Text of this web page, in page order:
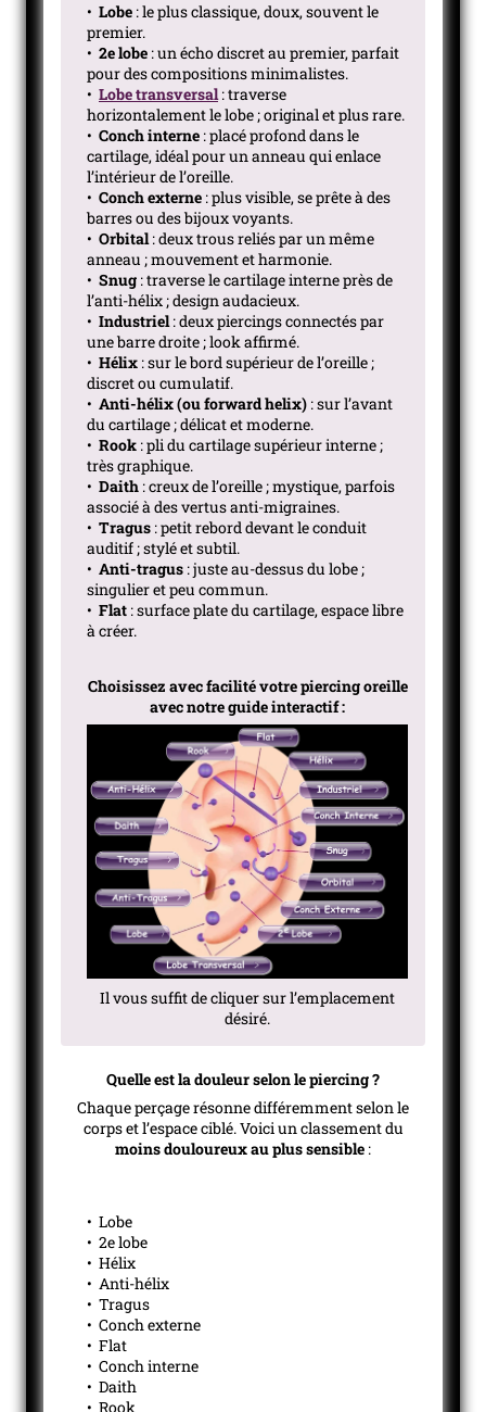
• Lobe : le plus classique, doux, souvent le
premier.
• 2e lobe : un écho discret au premier, parfait
pour des compositions minimalistes.
• Lobe transversal: traverse
horizontalement le lobe ; original et plus rare.
• Conch interne : placé profond dans le
cartilage, idéal pour un anneau qui enlace
l’intérieur de l’oreille.
• Conch externe : plus visible, se prête à des
barres ou des bijoux voyants.
• Orbital: deux trous reliés par un même
anneau ; mouvement et harmonie.
• Snug : traverse le cartilage interne près de
l’anti-hélix ; design audacieux.
• Industriel: deux piercings connectés par
une barre droite ; look affirmé.
• Hélix : sur le bord supérieur de l’oreille ;
discret ou cumulatif.
• Anti-hélix (ou forward helix) : sur l’avant
du cartilage ; délicat et moderne.
• Rook : pli du cartilage supérieur interne ;
très graphique.
• Daith : creux de l’oreille ; mystique, parfois
associé à des vertus anti-migraines.
• Tragus : petit rebord devant le conduit
auditif ; stylé et subtil.
• Anti-tragus : juste au-dessus du lobe ;
singulier et peu commun.
• Flat : surface plate du cartilage, espace libre
à créer.
Choisissez avec facilité votre piercing oreille
avec notre guide interactif :
Il vous suffit de cliquer sur l’emplacement
désiré.
Quelle est la douleur selon le piercing ?
Chaque perçage résonne différemment selon le
corps et l’espace ciblé. Voici un classement du
moins douloureux au plus sensible :
• Lobe
• 2e lobe
• Hélix
• Anti-hélix
• Tragus
• Conch externe
• Flat
• Conch interne
• Daith
• Rook